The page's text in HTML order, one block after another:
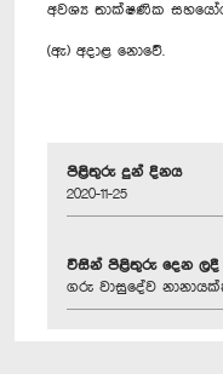
අවශ්‍ය තාක්ෂණික
(ඇ) අදාළ නොවේ.
පිළිතුරු දුන් දිනය
2020-11-25
විසින් පිළිතුරු දෙන ලදී
ගරු වාසුදේව